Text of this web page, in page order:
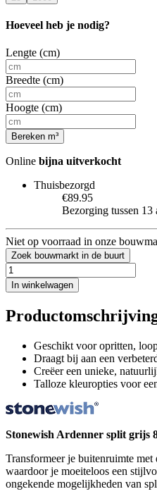
Hoeveel heb je nodig?
Lengte (cm)
Breedte (cm)
Hoogte (cm)
Bereken m³
Online bijna uitverkocht
Thuisbezorgd
€89.95
Bezorging tussen 13
Niet op voorraad in onze
Zoek bouwmarkt in de buurt
In winkelwagen
Geschikt voor opritten,
Draagt bij aan een
Creëer een unieke,
Talloze kleuropties voor
Stonewish Ardenner split grijs
Transformeer je buitenruimte
waardoor je moeiteloos een
ongekende mogelijkheden van